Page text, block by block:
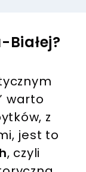
warto
z
jest to
, czyli